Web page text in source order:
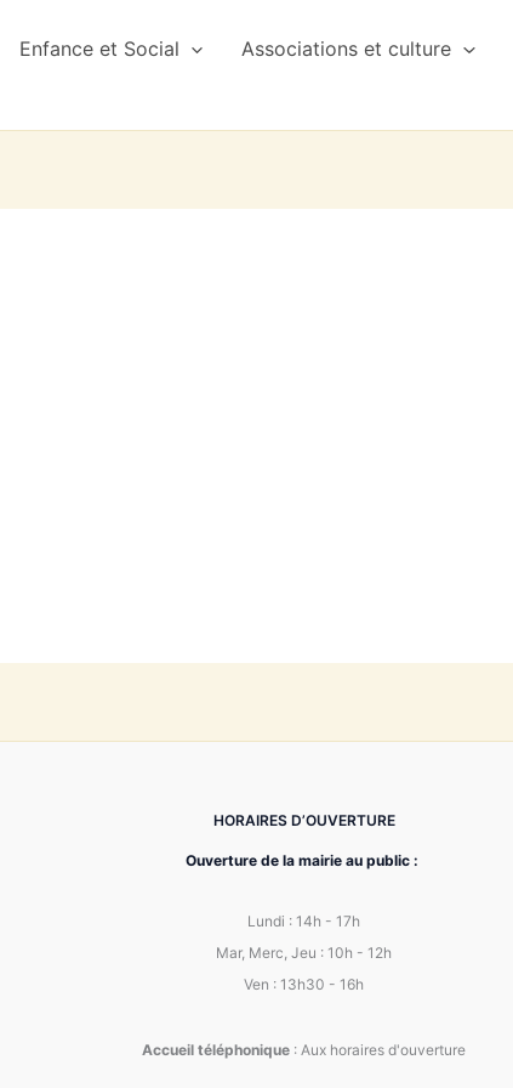
Enfance et Social Associations et culture
HORAIRES D’OUVERTURE
Ouverture de la mairie au public :
Lundi : 14h - 17h
Mar, Merc, Jeu : 10h - 12h
Ven : 13h30 - 16h
Accueil téléphonique : Aux horaires d'ouverture